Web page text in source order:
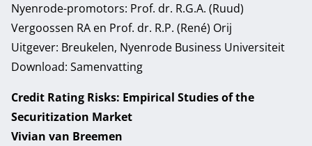
Nyenrode-promotors: Prof. dr. R.G.A. (Ruud)
Vergoossen RA en Prof. dr. R.P. (René) Orij
Uitgever: Breukelen, Nyenrode Business Universiteit
Download: Samenvatting
Credit Rating Risks: Empirical Studies of the
Securitization Market
Vivian van Breemen